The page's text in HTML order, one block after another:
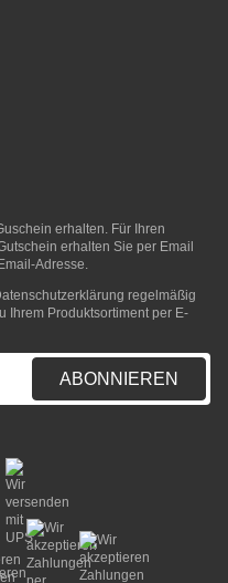
erhalten. Für Ihren
erhalten Sie per Email
Adresse.
regelmäßig
Ihrem Produktsortiment per E-
ABONNIEREN